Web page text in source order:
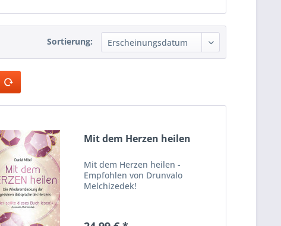
Sortierung:
Mit dem Herzen heilen
Mit dem Herzen heilen -
Empfohlen von Drunvalo
Melchizedek!